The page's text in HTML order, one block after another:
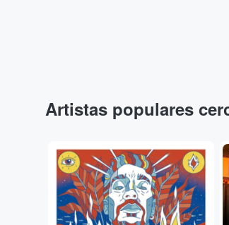
Artistas populares
...